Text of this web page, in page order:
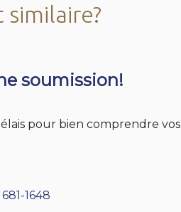
similaire?
soumission!
pour bien comprendre vos
1648